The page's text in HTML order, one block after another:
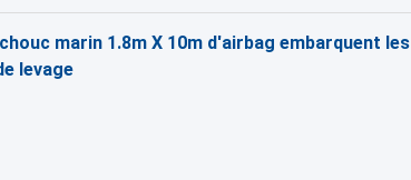
marin 1.8m X 10m d'airbag embarquent les
levage